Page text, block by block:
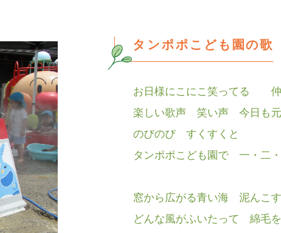
タンポポこども園の歌
お日様にこにこ笑ってる
楽しい歌声 笑い声 今日も
のびのび すくすくと
タンポポこども園で 一・二
窓から広がる青い海 泥んこ
どんな風がふいたって 綿毛